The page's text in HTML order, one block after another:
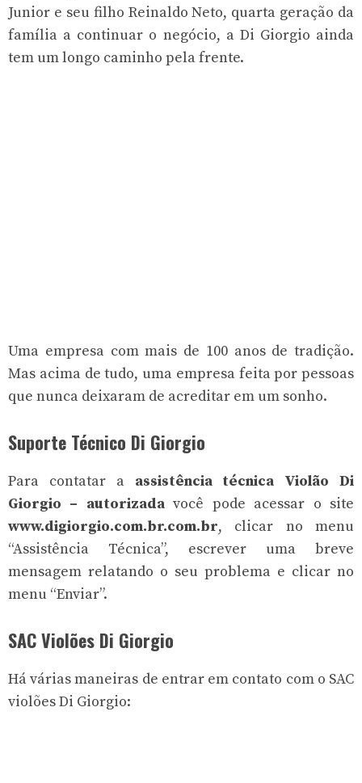
Junior e seu filho Reinaldo Neto, quarta geração da
família a continuar o negócio, a Di Giorgio ainda
tem um longo caminho pela frente.
Uma empresa com mais de 100 anos de tradição.
Mas acima de tudo, uma empresa feita por pessoas
que nunca deixaram de acreditar em um sonho.
Suporte Técnico Di Giorgio
Para contatar a assistência técnica Violão Di
Giorgio – autorizadavocê pode acessar o site
www.digiorgio.com.br.com.br, clicar no menu
“Assistência Técnica”, escrever uma breve
mensagem relatando o seu problema e clicar no
menu “Enviar”.
SAC Violões Di Giorgio
Há várias maneiras de entrar em contato com o SAC
violões Di Giorgio: